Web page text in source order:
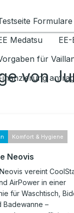
Formulare
Medatsu
für
von
Komfort & Hygiene
Neovis
vereint
AirPower in einer
für Waschtisch,
Badewanne –